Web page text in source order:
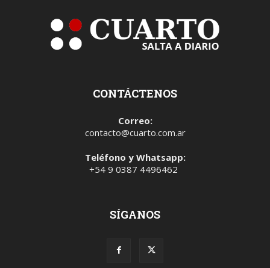
CONTÁCTENOS
Correo:
contacto@cuarto.com.ar
Teléfono y Whatsapp:
+54 9 0387 4496462
SÍGANOS